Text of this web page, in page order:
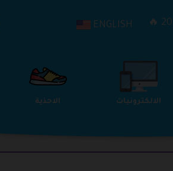
ENGLISH
الالكترونيات الامهات والاطفال